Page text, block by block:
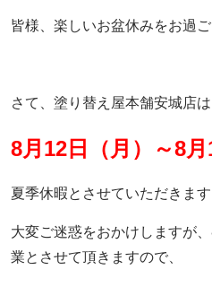
皆様、楽しいお盆休みをお過ご
さて、塗り替え屋本舗安城店は
8月12日（月）～8月
夏季休暇とさせていただきます
大変ご迷惑をおかけしますが
業とさせて頂きますので、